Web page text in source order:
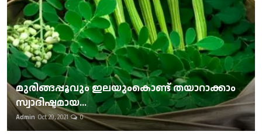
മുരിങ്ങപ്പൂവും ഇലയുംകൊണ്ട് തയാറാക്കാം
സ്വാദിഷ്ടമായ...
Admin Oct 29, 2021 0